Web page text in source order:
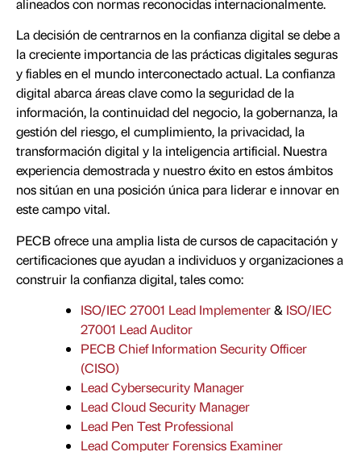
alineados con normas reconocidas internacionalmente.
La decisión de centrarnos en la confianza digital se debe a
la creciente importancia de las prácticas digitales seguras
y fiables en el mundo interconectado actual. La confianza
digital abarca áreas clave como la seguridad de la
información, la continuidad del negocio, la gobernanza, la
gestión del riesgo, el cumplimiento, la privacidad, la
transformación digital y la inteligencia artificial. Nuestra
experiencia demostrada y nuestro éxito en estos ámbitos
nos sitúan en una posición única para liderar e innovar en
este campo vital.
PECB ofrece una amplia lista de cursos de capacitación y
certificaciones que ayudan a individuos y organizaciones a
construir la confianza digital, tales como:
ISO/IEC 27001 Lead Implementer& ISO/IEC
27001 Lead Auditor
PECB Chief Information Security Officer
(CISO)
Lead Cybersecurity Manager
Lead Cloud Security Manager
Lead Pen Test Professional
Lead Computer Forensics Examiner